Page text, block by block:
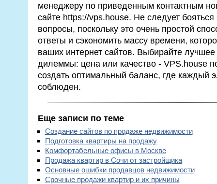
менеджеру по приведенным контактным
сайте https://vps.house. Не следует
вопросы, поскольку это очень простой
ответы и сэкономить массу времени,
ваших интернет сайтов. Выбирайте лучшее
дилеммы: цена или качество - VPS.house
создать оптимальный баланс, где каждый
соблюден.
Еще записи по теме
Создание сайтов по продаже недвижимости
Подготовка квартиры на продажу
Комфортабельные офисы в Москве
Продажа квартир в Сочи от застройщика
Основные ошибки продавцов недвижимости
Срочные продажи квартир и их причины